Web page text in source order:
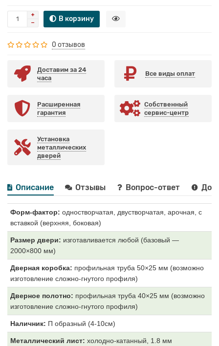
В корзину
0 отзывов
Доставим за 24
часа
Все виды оплат
Расширенная
гарантия
Собственный
сервис-центр
Установка
металлических
дверей
Описание Отзывы Вопрос-ответ
Форм-фактор: одностворчатая, двустворчатая, арочная, с
вставкой (верхняя, боковая)
Размер двери: изготавливается любой (базовый —
2000×800 мм)
Дверная коробка: профильная труба 50×25 мм (возможно
изготовление сложно-гнутого профиля)
Дверное полотно: профильная труба 40×25 мм (возможно
изготовление сложно-гнутого профиля)
Наличник: П образный (4-10см)
Металлический лист: холодно-катанный, 1.8 мм